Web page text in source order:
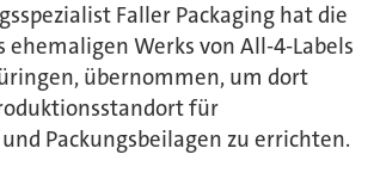
Faller Packaging hat die
ehemaligen Werks von All-4-Labels
übernommen, um dort
für
Packungsbeilagen zu errichten.